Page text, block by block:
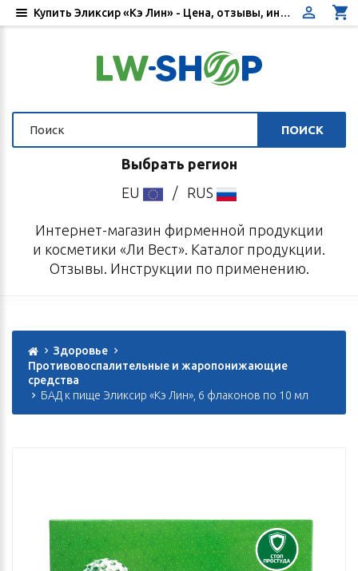
ПОИСК
Выбрать регион
EU
/ RUS
Интернет-магазин фирменной продукции
и косметики «Ли Вест». Каталог продукции.
Отзывы. Инструкции по применению.
Здоровье
Противовоспалительные и жаропонижающие
средства
БАД к пище Эликсир «Кэ Лин», 6 флаконов по 10 мл
Купить Эликсир «Кэ Лин» - Цена, отзывы, инструкция по применению - Интернет-магазин «Ли Вест»